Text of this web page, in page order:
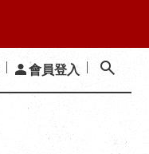
會員登入